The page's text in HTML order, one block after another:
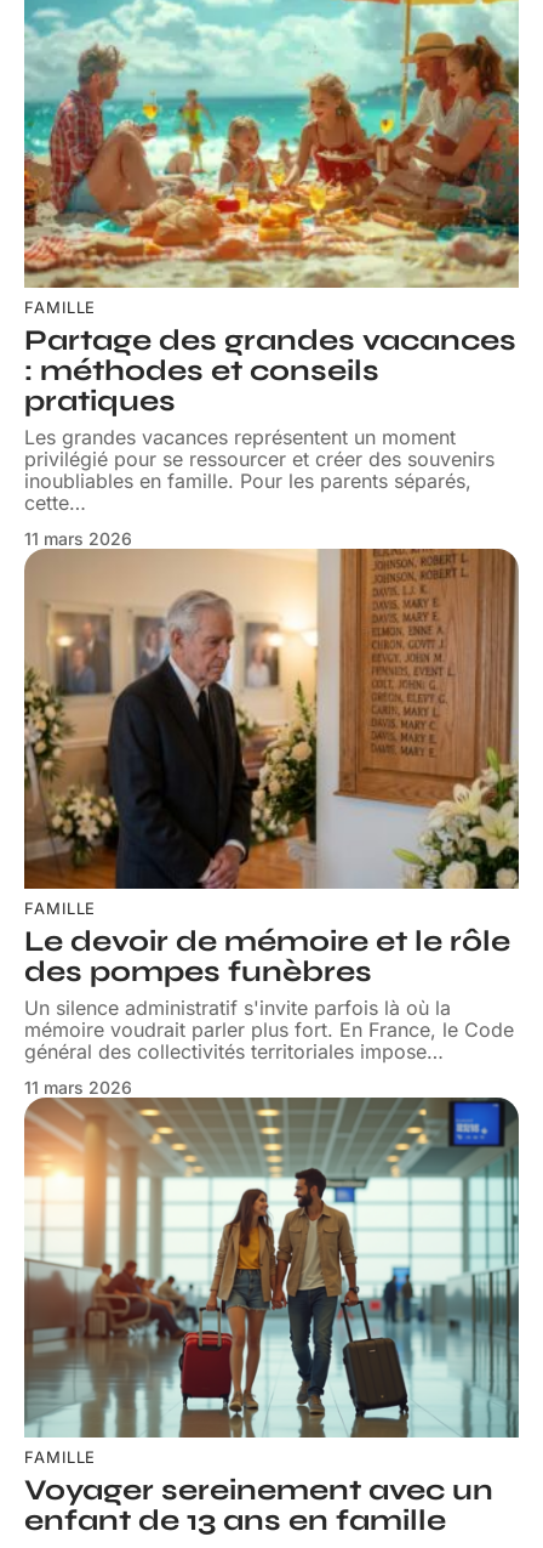
FAMILLE
Partage des grandes vacances
: méthodes et conseils
pratiques
Les grandes vacances représentent un moment
privilégié pour se ressourcer et créer des souvenirs
inoubliables en famille. Pour les parents séparés,
cette…
11 mars 2026
FAMILLE
Le devoir de mémoire et le rôle
des pompes funèbres
Un silence administratif s'invite parfois là où la
mémoire voudrait parler plus fort. En France, le Code
général des collectivités territoriales impose…
11 mars 2026
FAMILLE
Voyager sereinement avec un
enfant de 13 ans en famille